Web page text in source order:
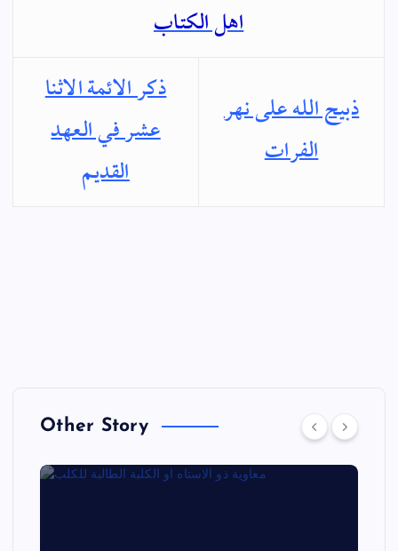
اهل الكتاب
ذكر الائمة الاثنا
عشر في العهد
القديم
ذبيح الله على نهر
الفرات
Other Story